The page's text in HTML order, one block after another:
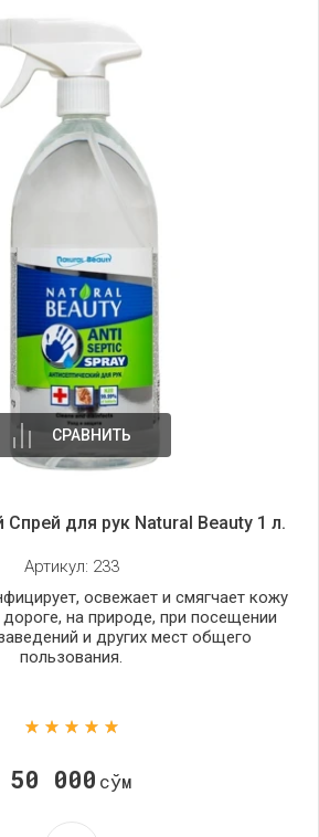
СРАВНИТЬ
Спрей для рук Natural Beauty 1 л.
Артикул: 233
освежает и смягчает кожу
на природе, при посещении
и других мест общего
пользования.
50 000 сўм